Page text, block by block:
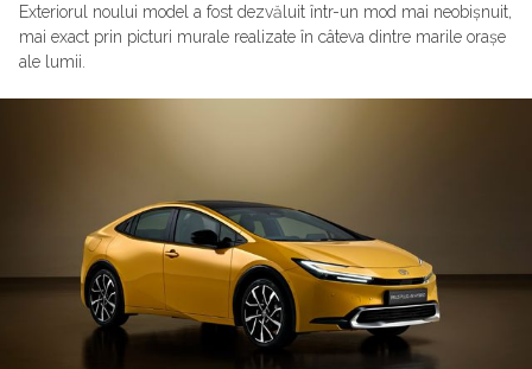
Exteriorul noului model a fost dezvăluit într-un mod mai neobișnuit,
mai exact prin picturi murale realizate în câteva dintre marile orașe
ale lumii.